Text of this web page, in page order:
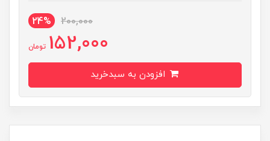
200,000
24%
152,000 تومان